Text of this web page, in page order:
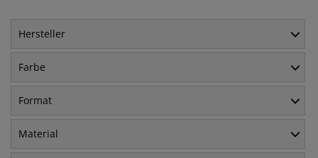
Hersteller
Farbe
Format
Material